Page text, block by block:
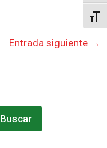
Entrada siguiente →
Buscar